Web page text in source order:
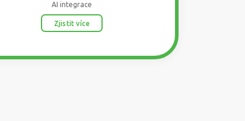
AI integrace
Zjistit více